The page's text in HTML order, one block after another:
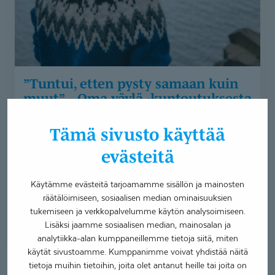
Tämä sivusto käyttää
evästeitä
Käytämme evästeitä tarjoamamme sisällön ja mainosten
räätälöimiseen, sosiaalisen median ominaisuuksien
tukemiseen ja verkkopalvelumme käytön analysoimiseen.
Lisäksi jaamme sosiaalisen median, mainosalan ja
analytiikka-alan kumppaneillemme tietoja siitä, miten
käytät sivustoamme. Kumppanimme voivat yhdistää näitä
tietoja muihin tietoihin, joita olet antanut heille tai joita on
Oma
väylä
kuntoutuksesta
ADHD-
nuorille
”Tuntui, etten pysty samaan kuin
muut” – Oma väylä -kuntoutuksesta
Asiakastarina
Neurokirjon palvelut
Oma väylä -kuntoutus
23.4.2024
Oma väylä -kuntoutus on ADHD-, ADD- tai
autismikirjon diagnoosin saaneille nuorille suunnattu
yksilöllistä tukea tarjoava...